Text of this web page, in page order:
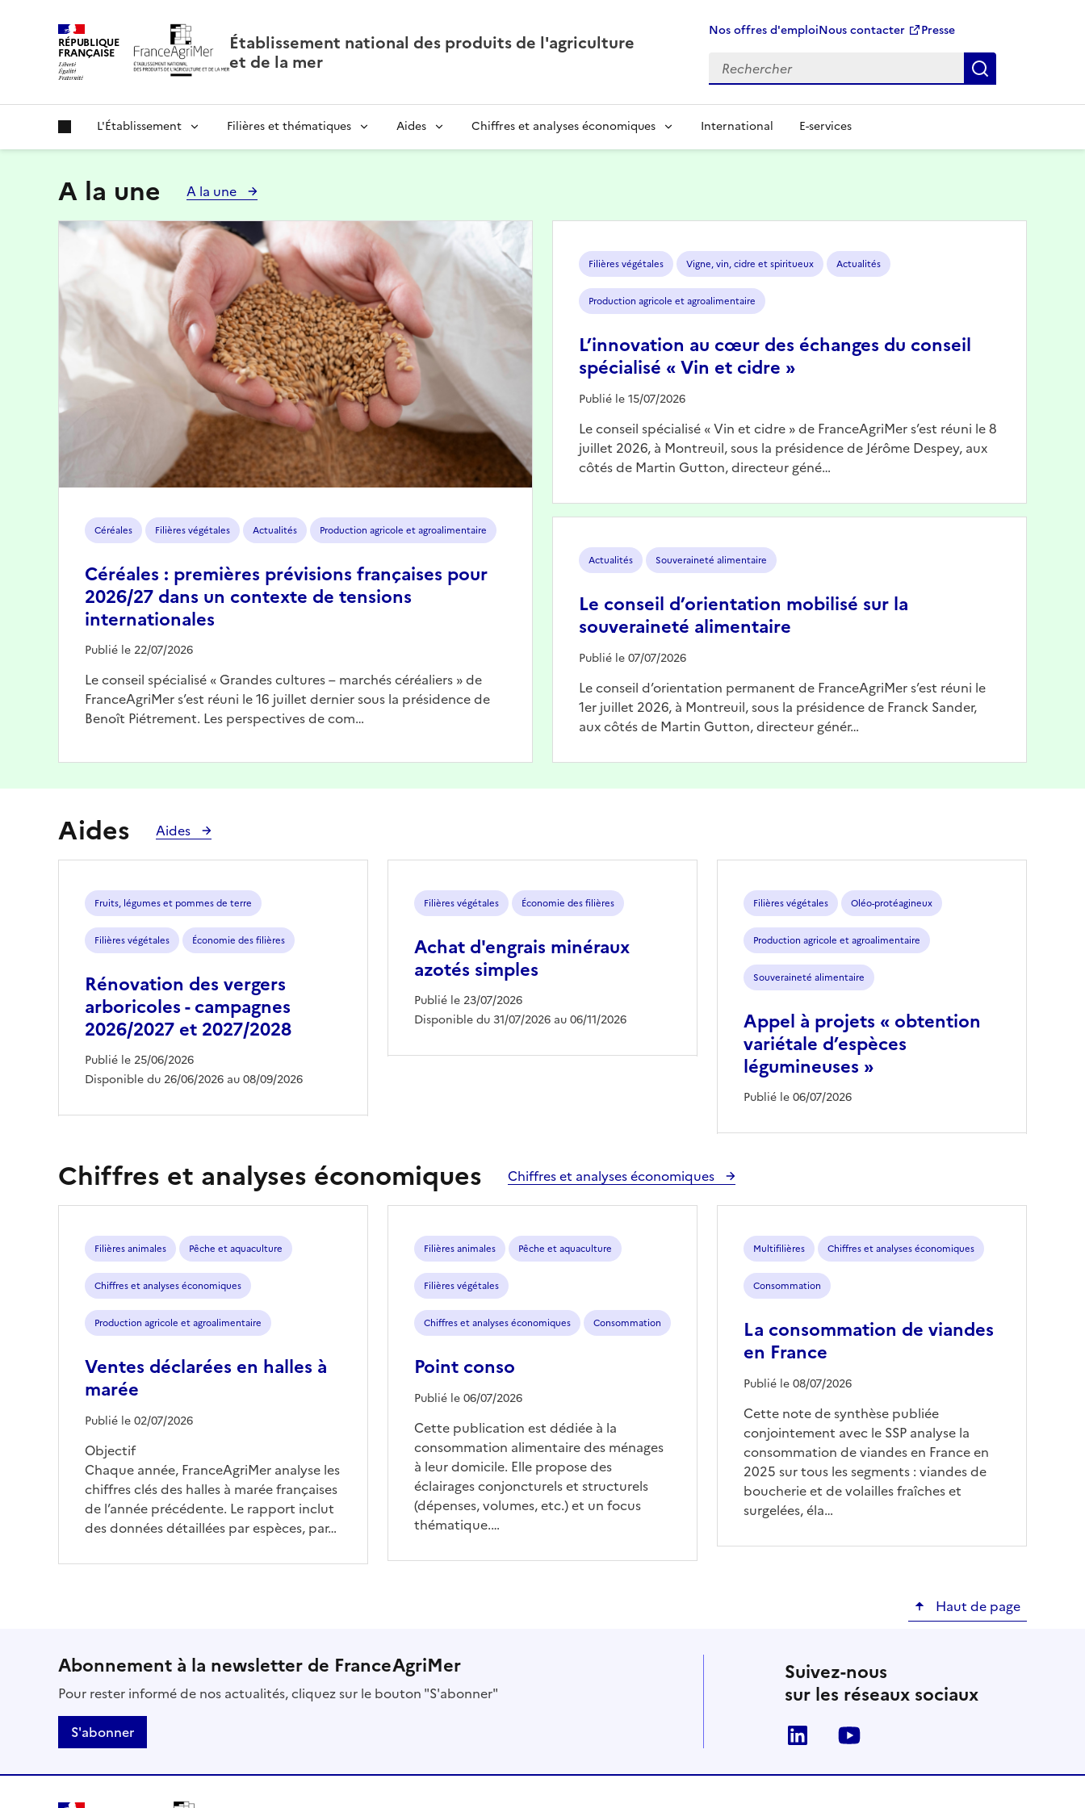
RÉPUBLIQUE
FRANÇAISE
Établissement national des produits de l'agriculture
et de la mer
Nos offres d'emploiNous contacter Presse
L'Établissement Filières et thématiques Aides Chiffres et analyses économiques International E-services
A la une A la une
Céréales Filières végétales Actualités Production agricole et agroalimentaire
Céréales : premières prévisions françaises pour
2026/27 dans un contexte de tensions
internationales
Publié le 22/07/2026
Le conseil spécialisé « Grandes cultures – marchés céréaliers » de
FranceAgriMer s’est réuni le 16 juillet dernier sous la présidence de
Benoît Piétrement. Les perspectives de com…
Image
Filières végétales Vigne, vin, cidre et spiritueux Actualités
Production agricole et agroalimentaire
L’innovation au cœur des échanges du conseil
spécialisé « Vin et cidre »
Publié le 15/07/2026
Le conseil spécialisé « Vin et cidre » de FranceAgriMer s’est réuni le 8
juillet 2026, à Montreuil, sous la présidence de Jérôme Despey, aux
côtés de Martin Gutton, directeur géné…
Actualités Souveraineté alimentaire
Le conseil d’orientation mobilisé sur la
souveraineté alimentaire
Publié le 07/07/2026
Le conseil d’orientation permanent de FranceAgriMer s’est réuni le
1er juillet 2026, à Montreuil, sous la présidence de Franck Sander,
aux côtés de Martin Gutton, directeur génér…
Aides Aides
Fruits, légumes et pommes de terre
Filières végétales Économie des filières
Rénovation des vergers
arboricoles - campagnes
2026/2027 et 2027/2028
Publié le 25/06/2026
Disponible du 26/06/2026 au 08/09/2026
Filières végétales Économie des filières
Achat d'engrais minéraux
azotés simples
Publié le 23/07/2026
Disponible du 31/07/2026 au 06/11/2026
Filières végétales Oléo-protéagineux
Production agricole et agroalimentaire
Souveraineté alimentaire
Appel à projets « obtention
variétale d’espèces
légumineuses »
Publié le 06/07/2026
Chiffres et analyses économiques Chiffres et analyses économiques
Filières animales Pêche et aquaculture
Chiffres et analyses économiques
Production agricole et agroalimentaire
Ventes déclarées en halles à
marée
Publié le 02/07/2026
Objectif
Chaque année, FranceAgriMer analyse les
chiffres clés des halles à marée françaises
de l’année précédente. Le rapport inclut
des données détaillées par espèces, par…
Filières animales Pêche et aquaculture
Filières végétales
Chiffres et analyses économiques Consommation
Point conso
Publié le 06/07/2026
Cette publication est dédiée à la
consommation alimentaire des ménages
à leur domicile. Elle propose des
éclairages conjoncturels et structurels
(dépenses, volumes, etc.) et un focus
thématique.…
Multifilières Chiffres et analyses économiques
Consommation
La consommation de viandes
en France
Publié le 08/07/2026
Cette note de synthèse publiée
conjointement avec le SSP analyse la
consommation de viandes en France en
2025 sur tous les segments : viandes de
boucherie et de volailles fraîches et
surgelées, éla…
Haut de page
Abonnement à la newsletter de FranceAgriMer
Pour rester informé de nos actualités, cliquez sur le bouton "S'abonner"
S'abonner
Suivez-nous
sur les réseaux sociaux
Linkedin